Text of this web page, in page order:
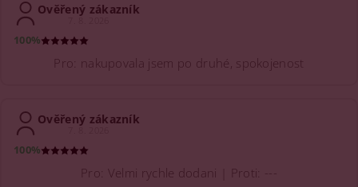
Ověřený zákazník
7. 8. 2026
100%
Pro: nakupovala jsem po druhé, spokojenost
Ověřený zákazník
7. 8. 2026
100%
Pro: Velmi rychle dodani | Proti: ---